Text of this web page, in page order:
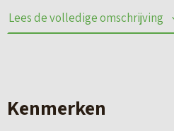
Aangebouwde berging van circa
vaarwater? In een huis dat klaar
Lees de volledige omschrijving
Kenmerken